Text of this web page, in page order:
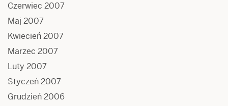
Czerwiec 2007
Maj 2007
Kwiecień 2007
Marzec 2007
Luty 2007
Styczeń 2007
Grudzień 2006